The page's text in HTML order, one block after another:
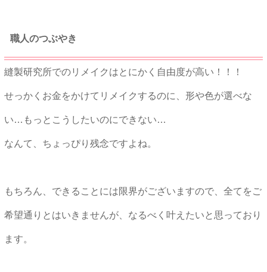
職人のつぶやき
縫製研究所でのリメイクはとにかく自由度が高い！！！
せっかくお金をかけてリメイクするのに、形や色が選べな
い…もっとこうしたいのにできない…
なんて、ちょっぴり残念ですよね。
もちろん、できることには限界がございますので、全てをご
希望通りとはいきませんが、なるべく叶えたいと思っており
ます。